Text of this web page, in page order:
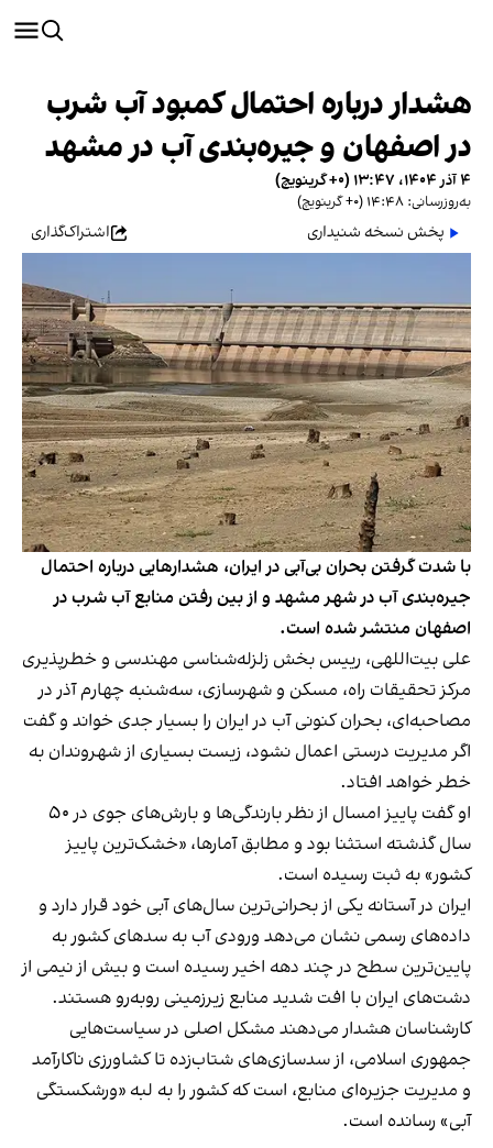
هشدار درباره احتمال کمبود آب شرب
در اصفهان و جیره‌بندی آب در مشهد
۴ آذر ۱۴۰۴، ۱۳:۴۷ (‎+۰ گرینویچ)
به‌روزرسانی: ۱۴:۴۸ (‎+۰ گرینویچ)
پخش نسخه شنیداری اشتراک‌گذاری
با شدت گرفتن بحران بی‌آبی در ایران، هشدارهایی درباره احتمال
جیره‌بندی آب در شهر مشهد و از بین رفتن منابع آب شرب در
اصفهان منتشر شده است.
علی بیت‌اللهی، رییس بخش زلزله‌شناسی مهندسی و خطرپذیری
مرکز تحقیقات راه، مسکن و شهرسازی، سه‌شنبه چهارم آذر در
مصاحبه‌ای، بحران کنونی آب در ایران را بسیار جدی خواند و گفت
اگر مدیریت درستی اعمال نشود، زیست بسیاری از شهروندان به
خطر خواهد افتاد.
او گفت پاییز امسال از نظر بارندگی‌ها و بارش‌های جوی در ۵۰
سال گذشته استثنا بود و مطابق آمارها، «خشک‌ترین پاییز
کشور» به ثبت رسیده است.
ایران در آستانه یکی از بحرانی‌ترین سال‌های آبی خود قرار دارد و
داده‌های رسمی نشان می‌دهد ورودی آب به سدهای کشور به
پایین‌ترین سطح در چند دهه اخیر رسیده است و بیش از نیمی از
دشت‌های ایران با افت شدید منابع زیرزمینی روبه‌رو هستند.
کارشناسان هشدار می‌دهند مشکل اصلی در سیاست‌هایی
جمهوری اسلامی، از سدسازی‌های شتاب‌زده تا کشاورزی ناکارآمد
و مدیریت جزیره‌ای منابع، است که کشور را به لبه «ورشکستگی
آبی» رسانده است.